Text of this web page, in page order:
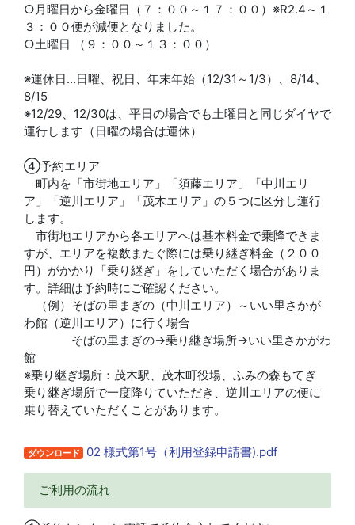
○月曜日から金曜日（７：００～１７：００）※R2.4～１
３：００便が減便となりました。
○土曜日 （９：００～１３：００）
※運休日…日曜、祝日、年末年始（12/31～1/3）、8/14、
8/15
※12/29、12/30は、平日の場合でも土曜日と同じダイヤで
運行します（日曜の場合は運休）
④予約エリア
町内を「市街地エリア」「須藤エリア」「中川エリ
ア」「逆川エリア」「茂木エリア」の５つに区分し運行
します。
市街地エリアから各エリアへは基本料金で乗降できま
すが、エリアを複数またぐ際には乗り継ぎ料金（２００
円）がかかり「乗り継ぎ」をしていただく場合がありま
す。詳細は予約時にご確認ください。
（例）そばの里まぎの（中川エリア）～いい里さかが
わ館（逆川エリア）に行く場合
そばの里まぎの→乗り継ぎ場所→いい里さかがわ
館
※乗り継ぎ場所：茂木駅、茂木町役場、ふみの森もてぎ
乗り継ぎ場所で一度降りていただき、逆川エリアの便に
乗り替えていただくことがあります。
ダウンロード 02 様式第1号（利用登録申請書).pdf
ご利用の流れ